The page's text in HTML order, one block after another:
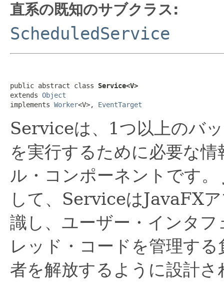
直系の既知のサブクラス:
ScheduledService
public abstract class Service<V>
extends Object
implements Worker<V>, EventTarget
Serviceは、1つ以上のバ
を実行するために必要な
ル・コンポーネントです。
して、ServiceはJavaFX
識し、ユーザー・インタ
レッド・コードを管理す
者を解放するように設計